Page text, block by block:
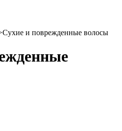
Сухие и поврежденные волосы